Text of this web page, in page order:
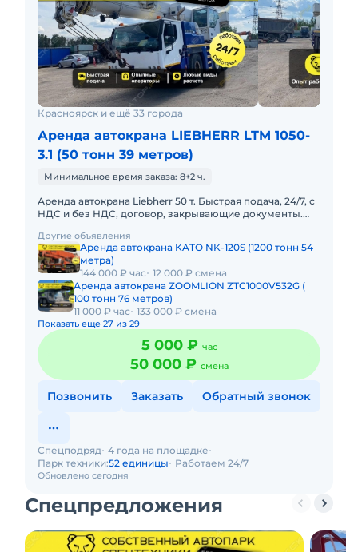
Красноярск и ещё 33 города
Аренда автокрана LIEBHERR LTM 1050-
3.1 (50 тонн 39 метров)
Минимальное время заказа: 8+2 ч.
Аренда автокрана Liebherr 50 т. Быстрая подача, 24/7, с
НДС и без НДС, договор, закрывающие документы.
ТОННПредоставляем в аренду
Другие объявления
Аренда автокрана KATO NK-120S (1200 тонн 54
метра)
144 000 ₽ час
12 000 ₽ смена
Аренда автокрана ZOOMLION ZTC1000V532G (
100 тонн 76 метров)
11 000 ₽ час 133 000 ₽ смена
Показать еще 27 из 29
5 000 ₽ час
50 000 ₽ смена
Позвонить Заказать Обратный звонок
Обновлено сегодня
Спецподряд 4 года на площадке
Парк техники:52 единицы Работаем 24/7
Спецпредложения